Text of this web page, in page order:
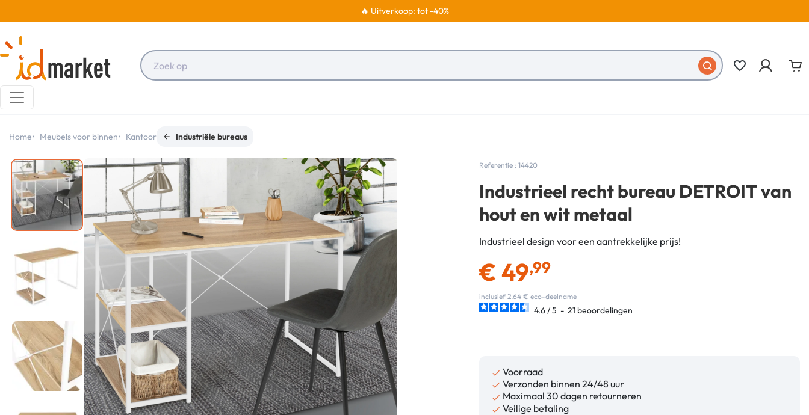
🔥 Uitverkoop: tot -40%
favorite_border
Home Meubels voor binnen Kantoor Industriële bureaus
Referentie : 14420
Industrieel recht bureau DETROIT van
hout en wit metaal
Industrieel design voor een aantrekkelijke prijs!
€ 49,99
inclusief 2.64 € eco-deelname
4.6/5 - 21 beoordelingen
 Voorraad
 Verzonden binnen 24/48 uur
 Maximaal 30 dagen retourneren
 Veilige betaling